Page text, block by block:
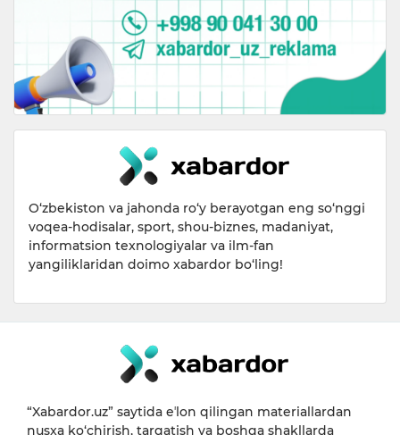
O‘zbekiston va jahonda ro‘y berayotgan eng so‘nggi
voqea-hodisalar, sport, shou-biznes, madaniyat,
informatsion texnologiyalar va ilm-fan
yangiliklaridan doimo xabardor bo‘ling!
“Xabardor.uz” saytida eʼlon qilingan materiallardan
nusxa ko‘chirish, tarqatish va boshqa shakllarda